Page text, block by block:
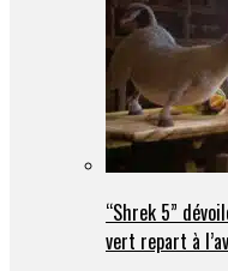
“Shrek 5”
vert repart à